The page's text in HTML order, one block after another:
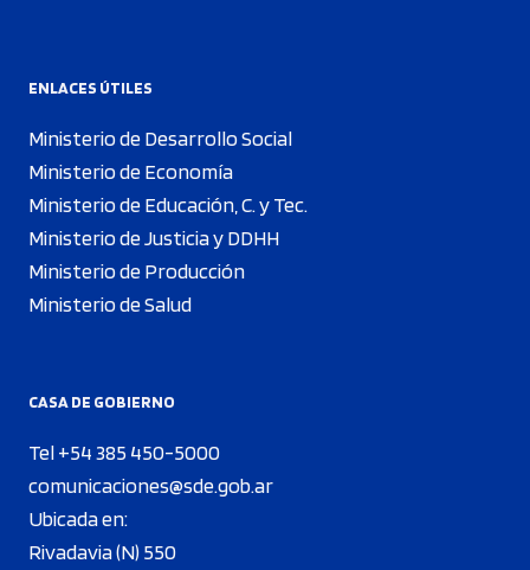
ENLACES ÚTILES
Ministerio de Desarrollo Social
Ministerio de Economía
Ministerio de Educación, C. y Tec.
Ministerio de Justicia y DDHH
Ministerio de Producción
Ministerio de Salud
CASA DE GOBIERNO
Tel +54 385 450-5000
comunicaciones@sde.gob.ar
Ubicada en:
Rivadavia (N) 550